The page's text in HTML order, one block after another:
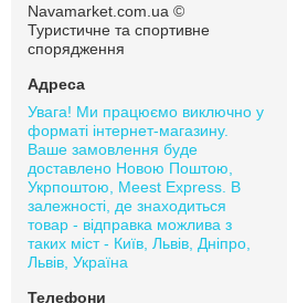
Navamarket.com.ua ©
Туристичне та спортивне
спорядження
Увага! Ми працюємо виключно у
форматі інтернет-магазину.
Ваше замовлення буде
доставлено Новою Поштою,
Укрпоштою, Meest Express. В
залежності, де знаходиться
товар - відправка можлива з
таких міст - Київ, Львів, Дніпро,
Львів, Україна